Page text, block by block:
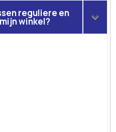
reguliere en
winkel?